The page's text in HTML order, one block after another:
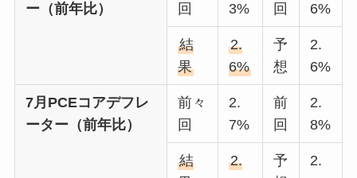
ー（前年比）
回
3%
回
6%
結
果
2.
6%
予
想
2.
6%
7月PCEコアデフレ
ーター（前年比）
前々
回
2.
7%
前
回
2.
8%
結
2.
予
2.